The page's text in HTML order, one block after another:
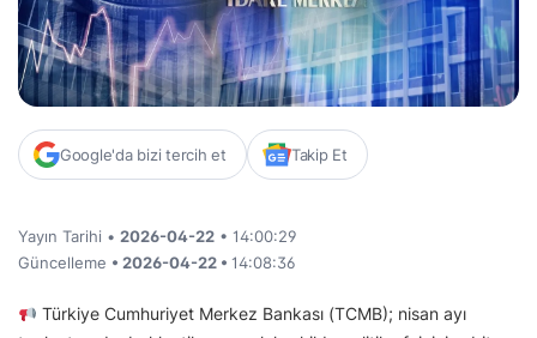
Google'da bizi tercih et Takip Et
Yayın Tarihi • 2026-04-22 • 14:00:29
Güncelleme • 2026-04-22 • 14:08:36
Türkiye Cumhuriyet Merkez Bankası (TCMB); nisan ayı